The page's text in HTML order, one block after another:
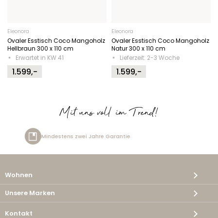
Eleonora
Ovaler Esstisch Coco Mangoholz
Hellbraun 300 x 110 cm
Erwartet in KW 41
1.599,-
Eleonora
Ovaler Esstisch Coco Mangoholz
Natur 300 x 110 cm
Lieferzeit: 2-3 Woche
1.599,-
Mit uns voll im Trend!
Jahre Garantie
Wohnen
Unsere Marken
Kontakt